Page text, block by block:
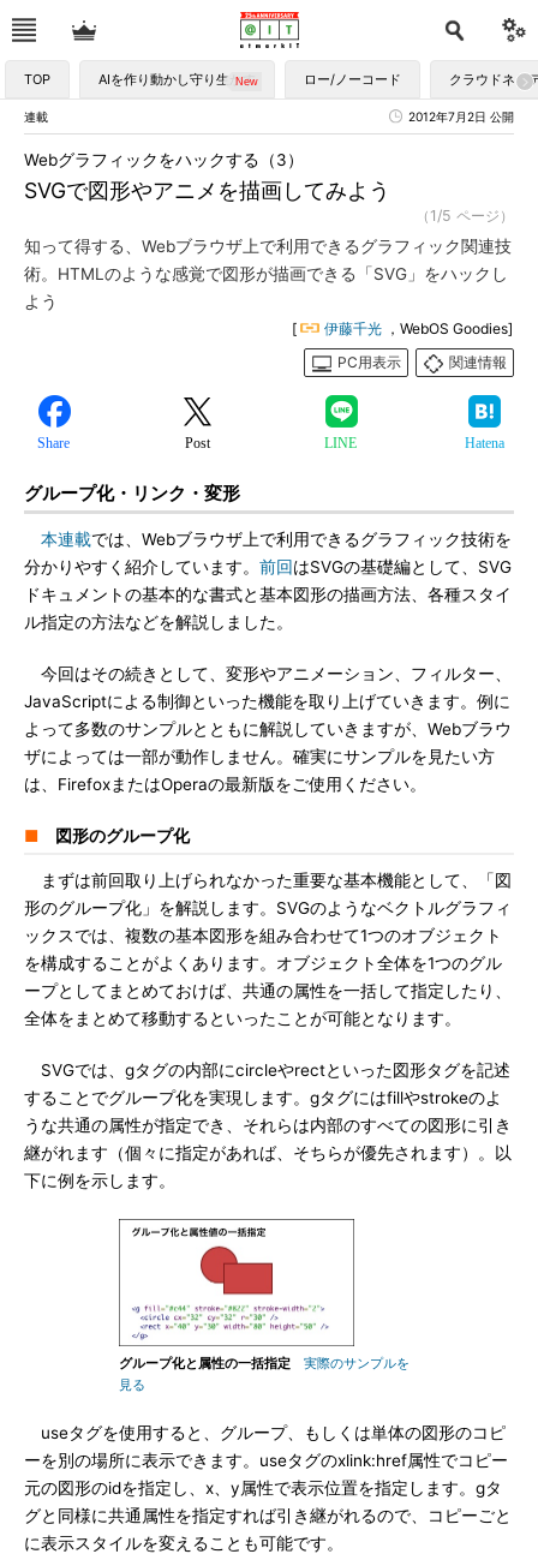
TOP AIを作り動かし守り生かす ロー/ノーコード クラウドネイ
連載 2012年7月2日 公開
SVGで図形やアニメを描画してみよう
Webグラフィックをハックする（3）
（1/5 ページ）
知って得する、Webブラウザ上で利用できるグラフィック関連技
術。HTMLのような感覚で図形が描画できる「SVG」をハックし
よう
[ 伊藤千光 ，WebOS Goodies]
PC用表示
関連情報
Share Post LINE Hatena
グループ化・リンク・変形
本連載では、Webブラウザ上で利用できるグラフィック技術を
分かりやすく紹介しています。 前回はSVGの基礎編として、SVG
ドキュメントの基本的な書式と基本図形の描画方法、各種スタイ
ル指定の方法などを解説しました。
今回はその続きとして、変形やアニメーション、フィルター、
JavaScriptによる制御といった機能を取り上げていきます。例に
よって多数のサンプルとともに解説していきますが、Webブラウ
ザによっては一部が動作しません。確実にサンプルを見たい方
は、FirefoxまたはOperaの最新版をご使用ください。
■ 図形のグループ化
まずは前回取り上げられなかった重要な基本機能として、「図
形のグループ化」を解説します。SVGのようなベクトルグラフィ
ックスでは、複数の基本図形を組み合わせて1つのオブジェクト
を構成することがよくあります。オブジェクト全体を1つのグル
ープとしてまとめておけば、共通の属性を一括して指定したり、
全体をまとめて移動するといったことが可能となります。
SVGでは、gタグの内部にcircleやrectといった図形タグを記述
することでグループ化を実現します。gタグにはfillやstrokeのよ
うな共通の属性が指定でき、それらは内部のすべての図形に引き
継がれます（個々に指定があれば、そちらが優先されます）。以
下に例を示します。
グループ化と属性の一括指定
実際のサンプルを
見る
useタグを使用すると、グループ、もしくは単体の図形のコピ
ーを別の場所に表示できます。useタグのxlink:href属性でコピー
元の図形のidを指定し、x、y属性で表示位置を指定します。gタ
グと同様に共通属性を指定すれば引き継がれるので、コピーごと
に表示スタイルを変えることも可能です。